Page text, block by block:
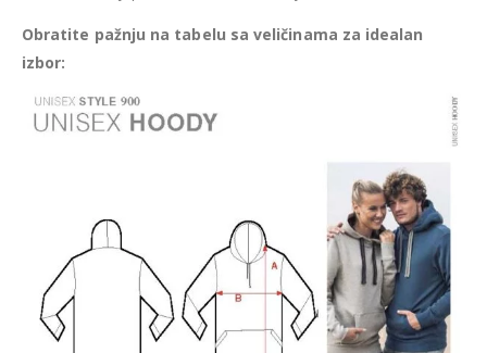
Obratite pažnju na tabelu sa veličinama za idealan
izbor: